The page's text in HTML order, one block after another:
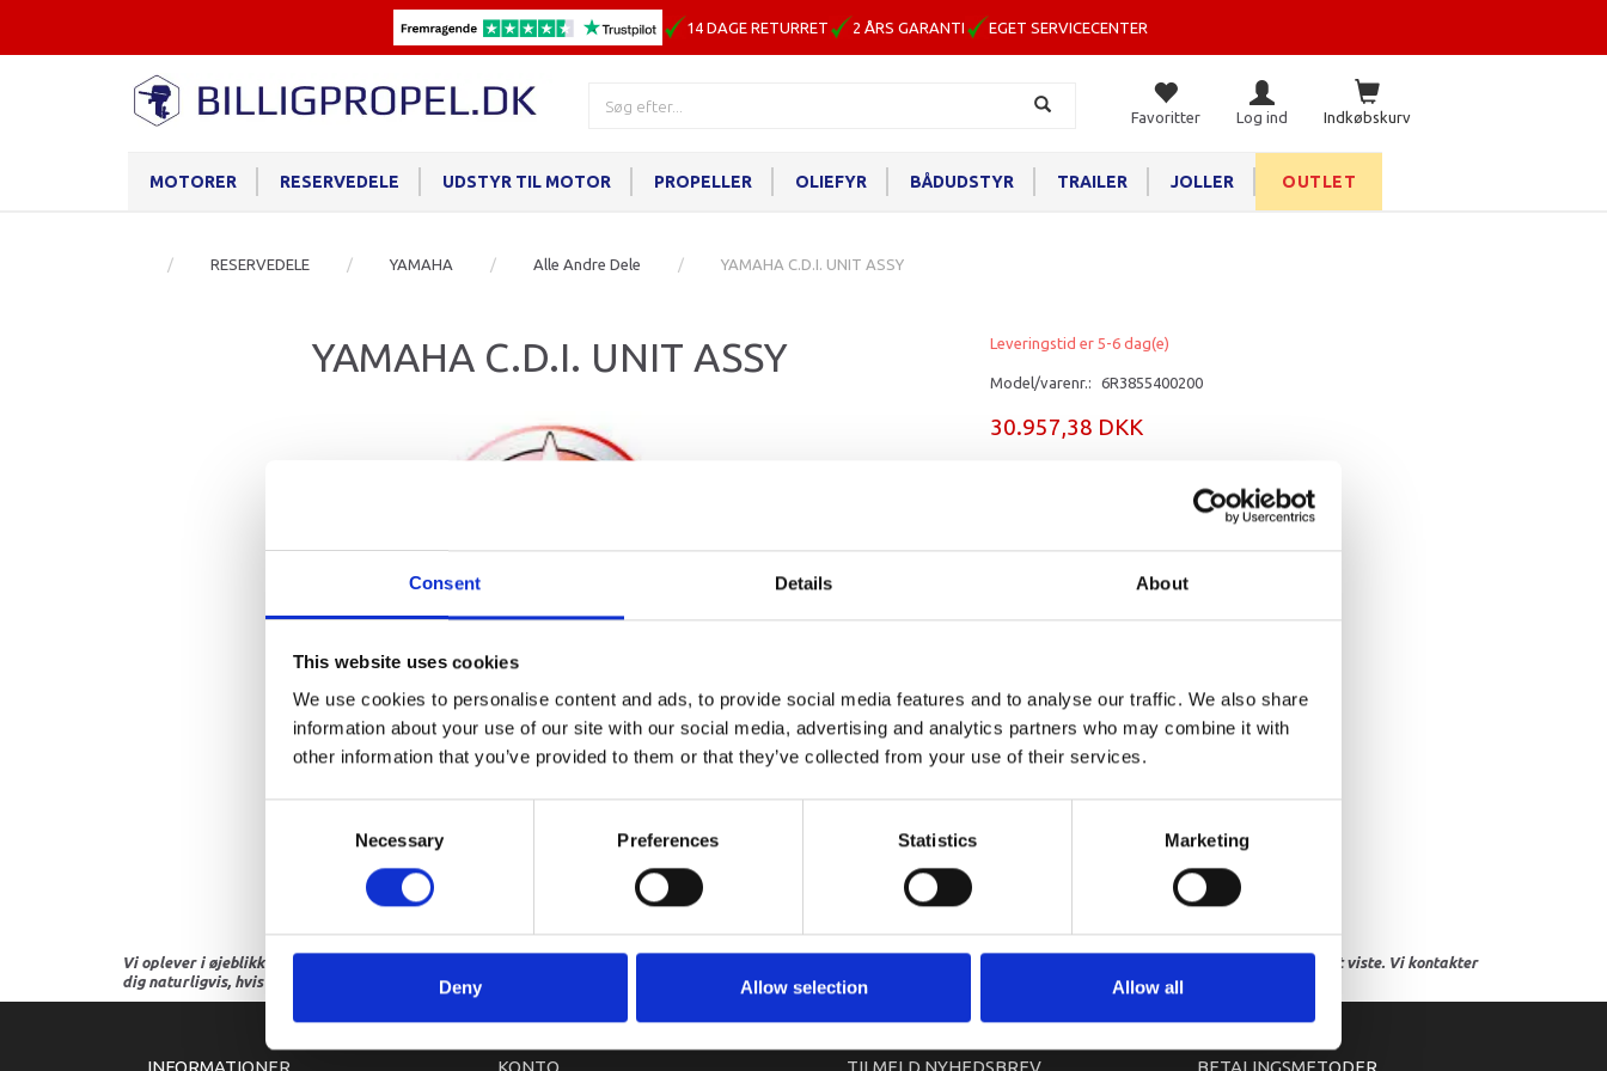
Consent Details About
This website uses cookies
We use cookies to personalise content and ads, to provide social media features and to analyse our traffic. We also share
information about your use of our site with our social media, advertising and analytics partners who may combine it with
other information that you’ve provided to them or that they’ve collected from your use of their services.
Necessary Preferences Statistics Marketing
Deny Allow selection Allow all
14 DAGE RETURRET 2 ÅRS GARANTI EGET SERVICECENTER
Indkøbskurv
Favoritter Log ind
MOTORER RESERVEDELE UDSTYR TIL MOTOR PROPELLER OLIEFYR BÅDUDSTYR TRAILER JOLLER OUTLET
RESERVEDELE YAMAHA Alle Andre Dele YAMAHA C.D.I. UNIT ASSY
YAMAHA C.D.I. UNIT ASSY Leveringstid er 5-6 dag(e)
Model/varenr.: 6R3855400200
30.957,38 DKK
YAMAHA C.D.I. UNIT ASSY
Vi oplever i øjeblikket store og hyppige prisændringer i markedet. Derfor kan der i enkelte tilfælde være produkter, som ikke kan leveres, eller hvor prisen afviger fra det viste. Vi kontakter
dig naturligvis, hvis dette er tilfældet.
INFORMATIONER KONTO TILMELD NYHEDSBREV BETALINGSMETODER